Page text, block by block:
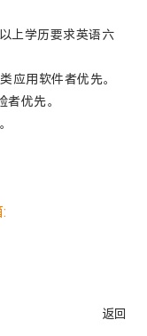
上学历要求英语六
应用软件者优先。
优先。
返回